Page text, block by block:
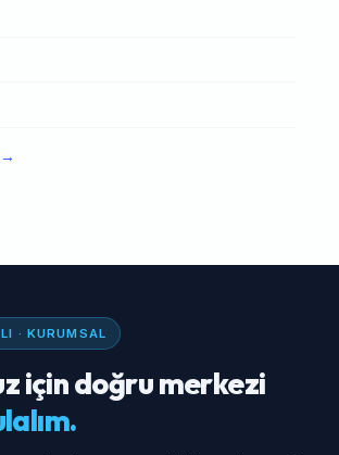
· KURUMSAL
için doğru merkezi